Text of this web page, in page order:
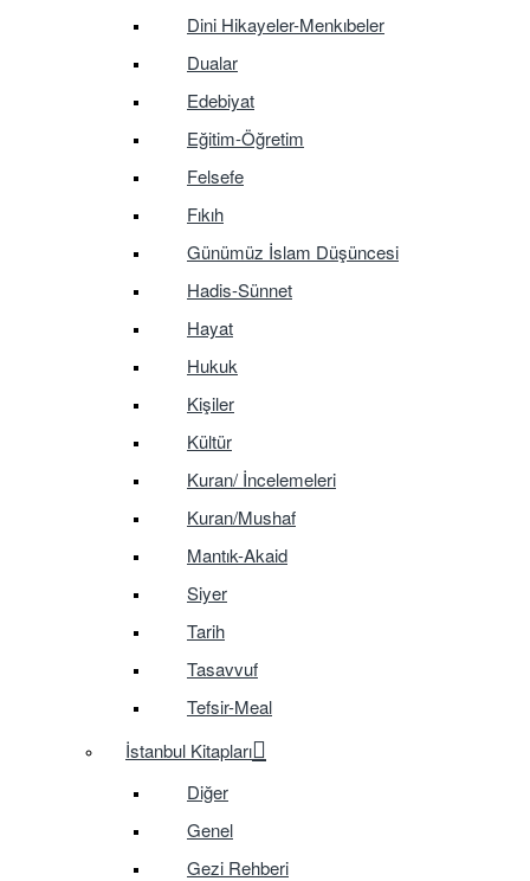
Dini Hikayeler-Menkıbeler
Dualar
Edebiyat
Eğitim-Öğretim
Felsefe
Fıkıh
Günümüz İslam Düşüncesi
Hadis-Sünnet
Hayat
Hukuk
Kişiler
Kültür
Kuran/ İncelemeleri
Kuran/Mushaf
Mantık-Akaid
Siyer
Tarih
Tasavvuf
Tefsir-Meal
İstanbul Kitapları
Diğer
Genel
Gezi Rehberi